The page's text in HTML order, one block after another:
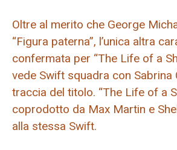
Oltre al merito che George
“Figura paterna”, l’unica altra
confermata per “The Life of a
vede Swift squadra con Sabrina
traccia del titolo. “The Life of a
coprodotto da Max Martin e
alla stessa Swift.